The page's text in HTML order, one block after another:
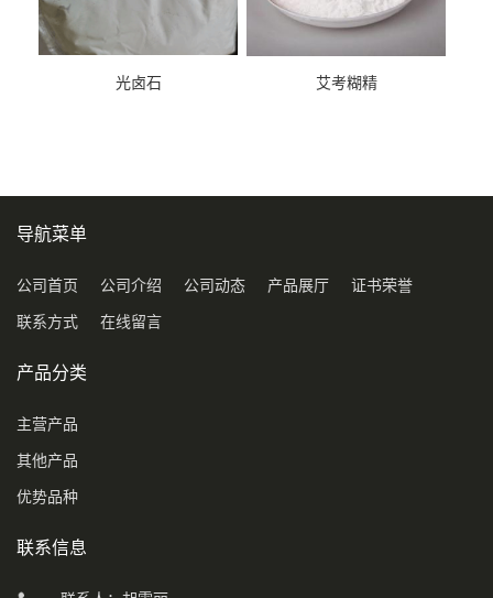
光卤石 艾考糊精
导航菜单
公司首页 公司介绍 公司动态 产品展厅 证书荣誉
联系方式 在线留言
产品分类
主营产品
其他产品
优势品种
联系信息